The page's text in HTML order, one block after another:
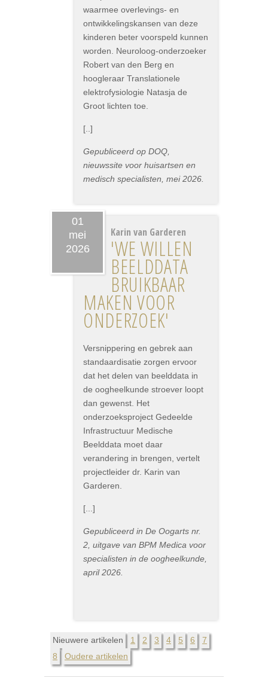
waarmee overlevings- en
ontwikkelingskansen van deze
kinderen beter voorspeld kunnen
worden. Neuroloog-onderzoeker
Robert van den Berg en
hoogleraar Translationele
elektrofysiologie Natasja de
Groot lichten toe.
[..]
Gepubliceerd op DOQ,
nieuwssite voor huisartsen en
medisch specialisten, mei 2026.
01
mei
2026
Karin van Garderen
'WE WILLEN
BEELDDATA
BRUIKBAAR
MAKEN VOOR
ONDERZOEK'
Versnippering en gebrek aan
standaardisatie zorgen ervoor
dat het delen van beelddata in
de oogheelkunde stroever loopt
dan gewenst. Het
onderzoeksproject Gedeelde
Infrastructuur Medische
Beelddata moet daar
verandering in brengen, vertelt
projectleider dr. Karin van
Garderen.
[...]
Gepubliceerd in De Oogarts nr.
2, uitgave van BPM Medica voor
specialisten in de oogheelkunde,
april 2026.
Nieuwere artikelen 1 2 3 4 5 6
7
8
Oudere artikelen